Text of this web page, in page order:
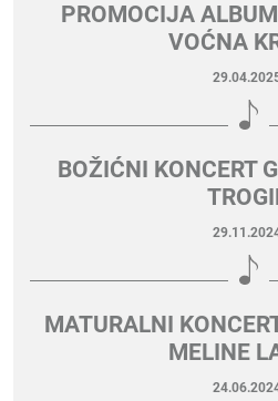
PROMOCIJA
VOĆNA
BOŽIĆNI KONCERT
MATURALNI
MELINE